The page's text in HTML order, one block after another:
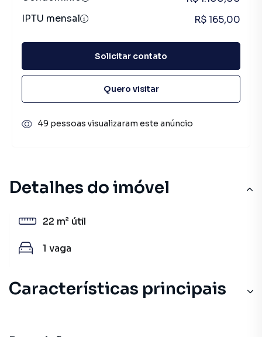
Detalhes do imóvel
22 m² útil
1 vaga
Características principais
IPTU mensal
R$ 165,00
Solicitar contato
Quero visitar
49 pessoas visualizaram este anúncio